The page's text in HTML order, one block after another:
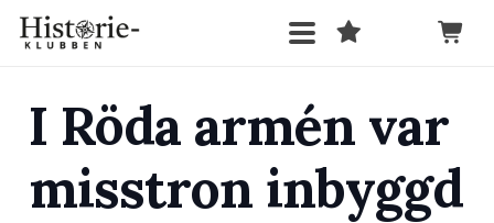
I Röda armén var
misstron inbyggd